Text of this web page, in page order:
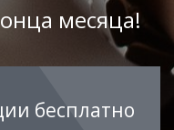
месяца!
бесплатно